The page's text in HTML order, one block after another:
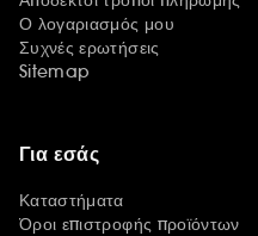
Ο λογαριασμός μου
Συχνές ερωτήσεις
Sitemap
Για εσάς
Καταστήματα
Όροι επιστροφής προϊόντων